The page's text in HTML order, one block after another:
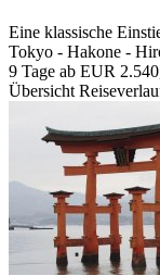
Eine klassische
Tokyo - Hakone -
9 Tage ab EUR
Übersicht